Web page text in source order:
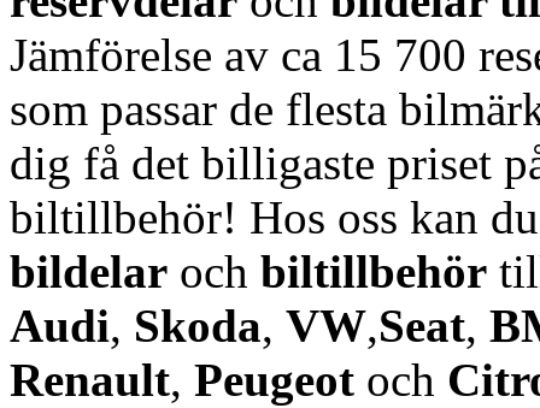
Jämförelse av ca 15 700
som passar de flesta
dig få det billigaste priset
biltillbehör! Hos oss kan
bildelar och biltillbehör
Audi, Skoda, VW,Seat,
Renault, Peugeot och